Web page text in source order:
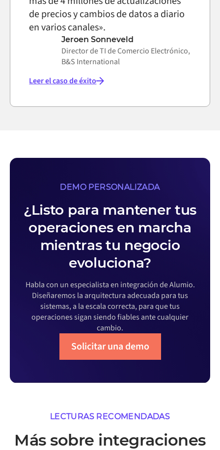
de precios y cambios de datos a diario
en varios canales».
Jeroen Sonneveld
Director de TI de Comercio Electrónico,
B&S International
Leer el caso de éxito
DEMO PERSONALIZADA
¿Listo para mantener tus
operaciones en marcha
mientras tu negocio
evoluciona?
Habla con un especialista en integración de Alumio.
Diseñaremos la arquitectura adecuada para tus
sistemas, a la escala correcta, para que tus
operaciones sigan siendo fiables ante cualquier
cambio.
Solicitar una demo
LECTURAS RECOMENDADAS
Más sobre integraciones